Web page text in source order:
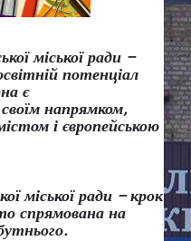
міської ради –
потенціал
є
напрямком,
і європейською
міської ради – крок
спрямована на